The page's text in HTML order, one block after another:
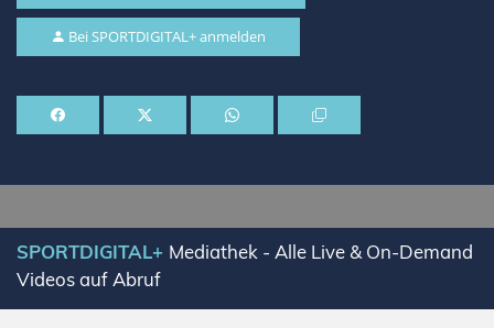
Bei SPORTDIGITAL+ anmelden
SPORTDIGITAL+ Mediathek - Alle Live & On-Demand
Videos auf Abruf